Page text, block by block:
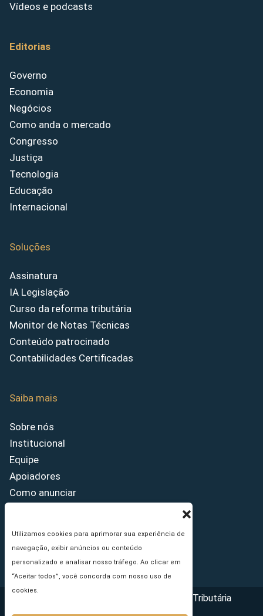
Utilizamos cookies para aprimorar sua experiência de
navegação, exibir anúncios ou conteúdo
personalizado e analisar nosso tráfego. Ao clicar em
“Aceitar todos”, você concorda com nosso uso de
cookies.
Vídeos e podcasts
Editorias
Governo
Economia
Negócios
Como anda o mercado
Congresso
Justiça
Tecnologia
Educação
Internacional
Soluções
Assinatura
IA Legislação
Curso da reforma tributária
Monitor de Notas Técnicas
Conteúdo patrocinado
Contabilidades Certificadas
Saiba mais
Sobre nós
Institucional
Equipe
Apoiadores
Como anunciar
Princípios Editoriais
Copyright © 2026 - Portal da Reforma Tributária